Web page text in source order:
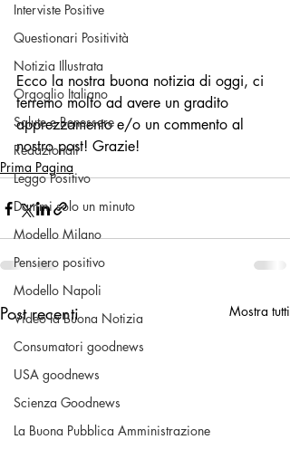
Interviste Positive
Questionari Positività
Notizia Illustrata
Orgoglio Italiano
Salute e Benessere
Redazionali
Leggo Positivo
Dammi solo un minuto
Modello Milano
Pensiero positivo
Modello Napoli
Video la Buona Notizia
Consumatori goodnews
USA goodnews
Scienza Goodnews
La Buona Pubblica Amministrazione
Ecco la nostra buona notizia di oggi, ci
terremo molto ad avere un gradito
apprezzamento e/o un commento al
nostro post! Grazie!
Prima Pagina
Post recenti Mostra tutti